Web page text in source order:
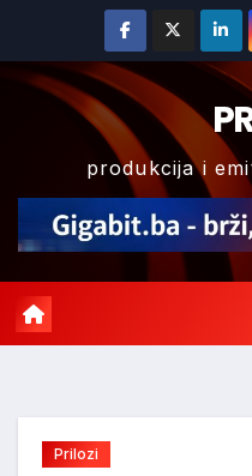
content
produkcija i
Prilozi